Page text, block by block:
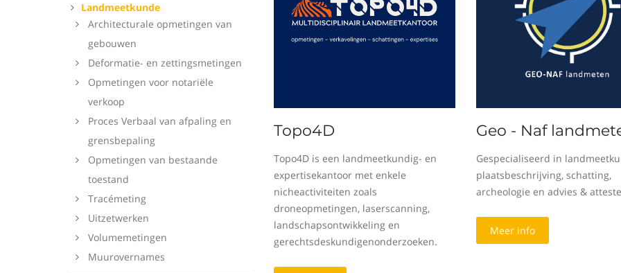
Landmeetkunde
Architecturale opmetingen van
gebouwen
Deformatie- en zettingsmetingen
Opmetingen voor notariële
verkoop
Proces Verbaal van afpaling en
grensbepaling
Opmetingen van bestaande
toestand
Tracémeting
Uitzetwerken
Volumemetingen
Muurovernames
Topo4D
Topo4D is een landmeetkundig- en
expertisekantoor met enkele
nicheactiviteiten zoals
droneopmetingen, laserscanning,
landschapsontwikkeling en
gerechtsdeskundigenonderzoeken.
Geo - Naf
Gespecialiseerd in
plaatsbeschrijving, schatting,
archeologie en advies &
Meer info